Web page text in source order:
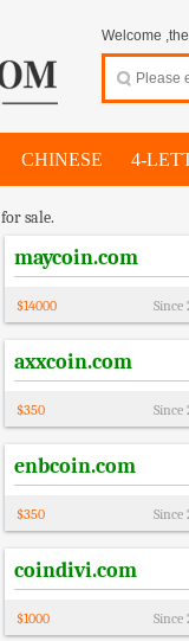
Welcome
CHINESE 4-
sale.
maycoin.com
$14000 Since
axxcoin.com
$350 Since
enbcoin.com
$350 Since
coindivi.com
$1000 Since